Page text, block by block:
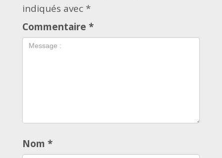
indiqués avec *
Commentaire *
Nom *